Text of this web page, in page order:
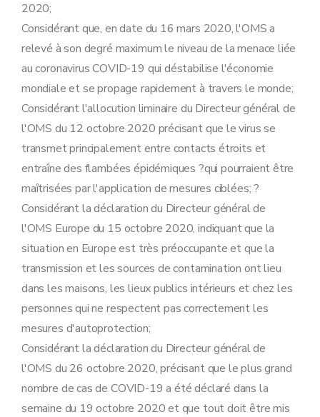
2020;
Considérant que, en date du 16 mars 2020, l'OMS a
relevé à son degré maximum le niveau de la menace liée
au coronavirus COVID-19 qui déstabilise l'économie
mondiale et se propage rapidement à travers le monde;
Considérant l'allocution liminaire du Directeur général de
l'OMS du 12 octobre 2020 précisant que le virus se
transmet principalement entre contacts étroits et
entraîne des flambées épidémiques ?qui pourraient être
maîtrisées par l'application de mesures ciblées; ?
Considérant la déclaration du Directeur général de
l'OMS Europe du 15 octobre 2020, indiquant que la
situation en Europe est très préoccupante et que la
transmission et les sources de contamination ont lieu
dans les maisons, les lieux publics intérieurs et chez les
personnes qui ne respectent pas correctement les
mesures d'autoprotection;
Considérant la déclaration du Directeur général de
l'OMS du 26 octobre 2020, précisant que le plus grand
nombre de cas de COVID-19 a été déclaré dans la
semaine du 19 octobre 2020 et que tout doit être mis